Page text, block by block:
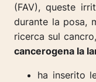
(FAV), queste
durante la posa,
ricerca sul
cancerogena la
ha inserito